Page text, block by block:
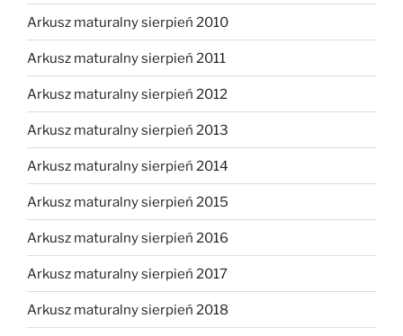
Arkusz maturalny sierpień 2010
Arkusz maturalny sierpień 2011
Arkusz maturalny sierpień 2012
Arkusz maturalny sierpień 2013
Arkusz maturalny sierpień 2014
Arkusz maturalny sierpień 2015
Arkusz maturalny sierpień 2016
Arkusz maturalny sierpień 2017
Arkusz maturalny sierpień 2018